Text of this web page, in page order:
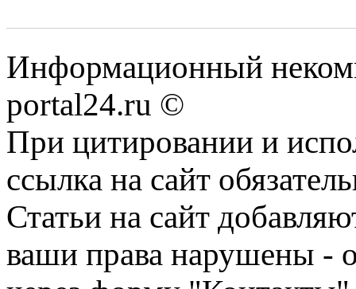
Информационный
portal24.ru ©
При цитировании и
ссылка на сайт
Статьи на сайт
ваши права нарушены -